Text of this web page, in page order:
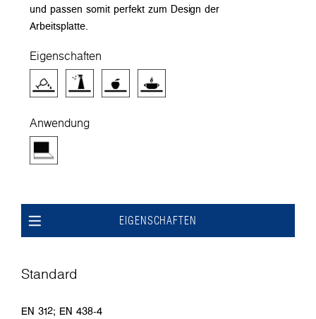
und passen somit perfekt zum Design der
Arbeitsplatte.
Eigenschaften
Anwendung
EIGENSCHAFTEN
Standard
EN 312; EN 438-4